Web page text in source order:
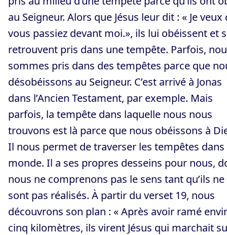
au Seigneur. Alors que Jésus leur dit : « Je veux
vous passiez devant moi.», ils lui obéissent et
retrouvent pris dans une tempête. Parfois,
sommes pris dans des tempêtes parce que
désobéissons au Seigneur. C’est arrivé à Jonas
dans l’Ancien Testament, par exemple. Mais
parfois, la tempête dans laquelle nous nous
trouvons est là parce que nous obéissons à
Il nous permet de traverser les tempêtes dans
monde. Il a ses propres desseins pour nous,
nous ne comprenons pas le sens tant qu’ils ne
sont pas réalisés. À partir du verset 19, nous
découvrons son plan : « Après avoir ramé
cinq kilomètres, ils virent Jésus qui marchait